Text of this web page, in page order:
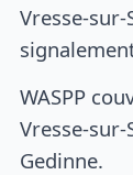
Vresse-
WASPP
Vresse-
Gedinne.